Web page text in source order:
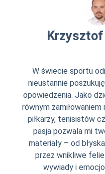
W świecie sportu
nieustannie
opowiedzenia. Jako
równym
piłkarzy, tenisistów
pasja pozwala mi
materiały – od
przez wnikliwe
wywiady i